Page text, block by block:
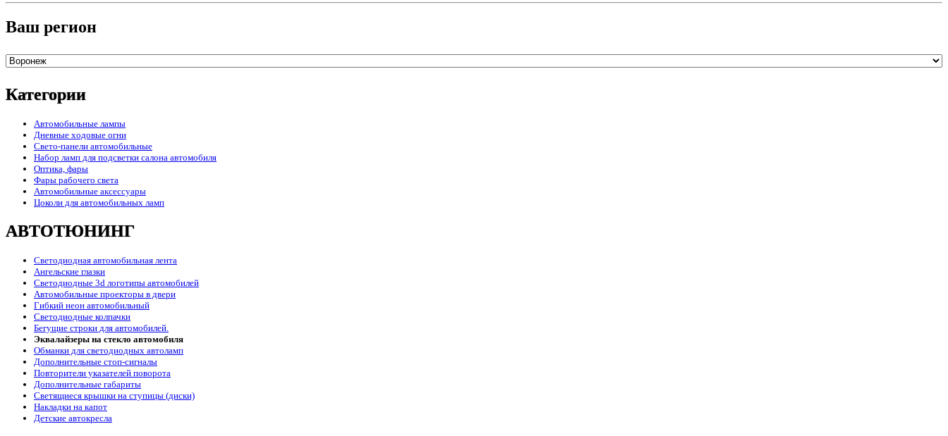
Ваш регион
Категории
Автомобильные лампы
Дневные ходовые огни
Свето-панели автомобильные
Набор ламп для подсветки салона автомобиля
Оптика, фары
Фары рабочего света
Автомобильные аксессуары
Цоколи для автомобильных ламп
АВТОТЮНИНГ
Светодиодная автомобильная лента
Ангельские глазки
Светодиодные 3d логотипы автомобилей
Автомобильные проекторы в двери
Гибкий неон автомобильный
Светодиодные колпачки
Бегущие строки для автомобилей.
Эквалайзеры на стекло автомобиля
Обманки для светодиодных автоламп
Дополнительные стоп-сигналы
Повторители указателей поворота
Дополнительные габариты
Светящиеся крышки на ступицы (диски)
Накладки на капот
Детские автокресла